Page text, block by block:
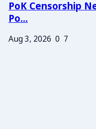
PoK Censorship
Po...
Aug 3, 2026 0 7